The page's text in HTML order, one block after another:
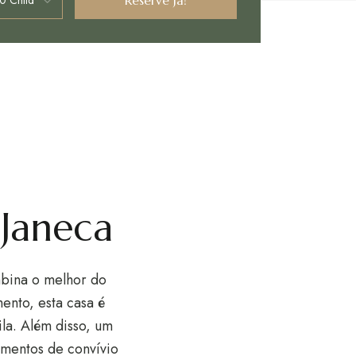
o melhor do
esta casa é
Além disso, um
de convívio